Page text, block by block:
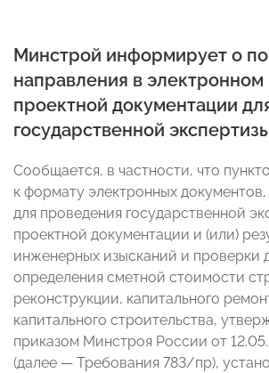
Минстрой информирует о
направления в электронном
проектной документации
государственной
Сообщается, в частности, что
к формату электронных
для проведения государственной
проектной документации и (или)
инженерных изысканий и проверки
определения сметной стоимости
реконструкции, капитального
капитального строительства,
приказом Минстроя России от
(далее — Требования 783/пр),